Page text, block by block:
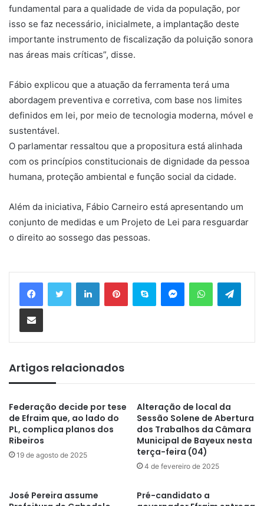
fundamental para a qualidade de vida da população, por
isso se faz necessário, inicialmete, a implantação deste
importante instrumento de fiscalização da poluição sonora
nas áreas mais críticas”, disse.
Fábio explicou que a atuação da ferramenta terá uma
abordagem preventiva e corretiva, com base nos limites
definidos em lei, por meio de tecnologia moderna, móvel e
sustentável.
O parlamentar ressaltou que a propositura está alinhada
com os princípios constitucionais de dignidade da pessoa
humana, proteção ambiental e função social da cidade.
Além da iniciativa, Fábio Carneiro está apresentando um
conjunto de medidas e um Projeto de Lei para resguardar
o direito ao sossego das pessoas.
Artigos relacionados
Federação decide por tese
de Efraim que, ao lado do
PL, complica planos dos
Ribeiros
19 de agosto de 2025
Alteração de local da
Sessão Solene de Abertura
dos Trabalhos da Câmara
Municipal de Bayeux nesta
terça-feira (04)
4 de fevereiro de 2025
José Pereira assume
Pré-candidato a